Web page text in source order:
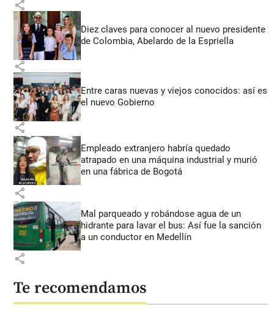
share
Diez claves para conocer al nuevo presidente
de Colombia, Abelardo de la Espriella
share
Entre caras nuevas y viejos conocidos: así es
el nuevo Gobierno
share
Empleado extranjero habría quedado
atrapado en una máquina industrial y murió
en una fábrica de Bogotá
share
Mal parqueado y robándose agua de un
hidrante para lavar el bus: Así fue la sanción
a un conductor en Medellín
share
Te recomendamos